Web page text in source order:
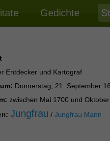
Gedichte
Entdecker und Kartograf
Donnerstag, 21. September
zwischen Mai 1700 und
Jungfrau / Jungfrau Mann